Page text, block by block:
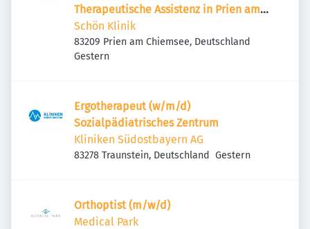
Therapeutische Assistenz in Prien am
Chiemsee
Schön Klinik
83209 Prien am Chiemsee, Deutschland
Veröffentlicht
Gestern
Ergotherapeut (w/m/d)
Sozialpädiatrisches Zentrum
Kliniken Südostbayern AG
83278 Traunstein, Deutschland Veröffentlicht
Gestern
Orthoptist (m/w/d)
Medical Park